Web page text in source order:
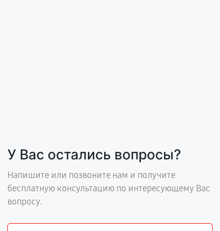
У Вас остались вопросы?
Напишите или позвоните нам и получите
бесплатную консультацию по интересующему Вас
вопросу.